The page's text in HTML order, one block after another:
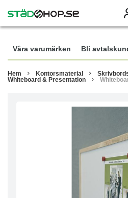
Våra varumärken Bli
Hem Kontorsmaterial
Whiteboard & Presentation